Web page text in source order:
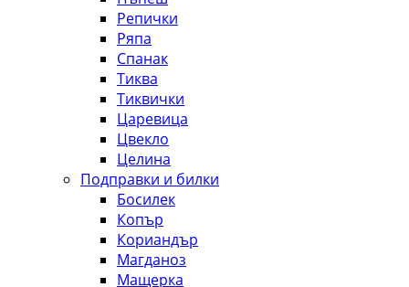
Репички
Ряпа
Спанак
Тиква
Тиквички
Царевица
Цвекло
Целина
Подправки и билки
Босилек
Копър
Кориандър
Магданоз
Мащерка